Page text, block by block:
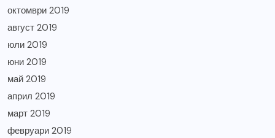
октомври 2019
август 2019
юли 2019
юни 2019
май 2019
април 2019
март 2019
февруари 2019